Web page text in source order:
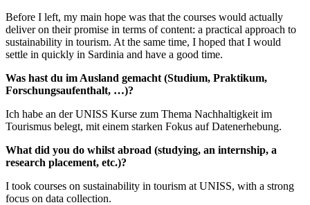
Before I left, my main hope was that the courses would actually
deliver on their promise in terms of content: a practical approach to
sustainability in tourism. At the same time, I hoped that I would
settle in quickly in Sardinia and have a good time.
Was hast du im Ausland gemacht (Studium, Praktikum,
Forschungsaufenthalt, …)?
Ich habe an der UNISS Kurse zum Thema Nachhaltigkeit im
Tourismus belegt, mit einem starken Fokus auf Datenerhebung.
What did you do whilst abroad (studying, an internship, a
research placement, etc.)?
I took courses on sustainability in tourism at UNISS, with a strong
focus on data collection.